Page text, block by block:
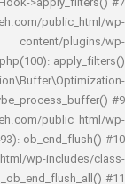
decokadeh.com/
decokadeh.com/
public_html/wp-